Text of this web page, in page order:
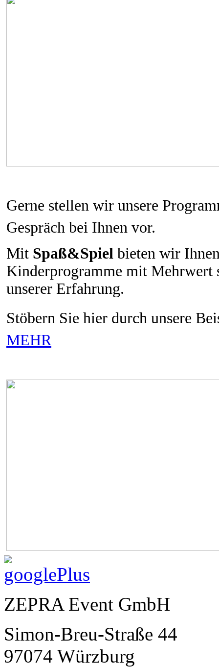
Gerne stellen wir unsere
Gespräch bei Ihnen vor.
Mit Spaß&Spiel bieten wir
Kinderprogramme mit Mehrwert
unserer Erfahrung.
Stöbern Sie hier durch unsere
MEHR
ZEPRA Event GmbH
Simon-Breu-Straße 44
97074 Würzburg